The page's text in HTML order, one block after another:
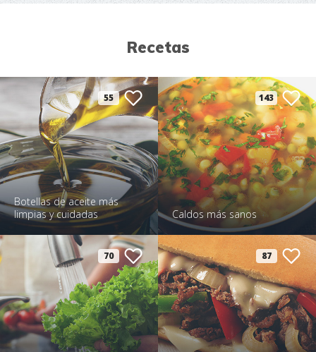
Recetas
55
Botellas de aceite más
limpias y cuidadas
143
Caldos más sanos
70 87